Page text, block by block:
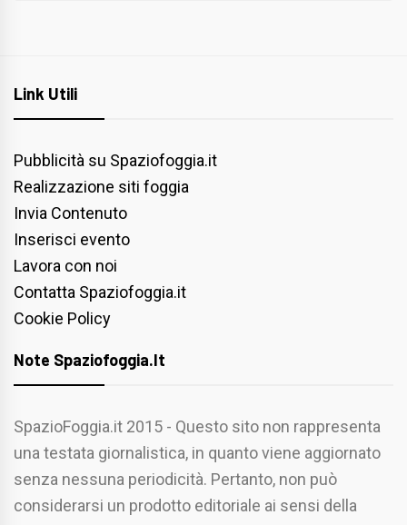
Link Utili
Pubblicità su Spaziofoggia.it
Realizzazione siti foggia
Invia Contenuto
Inserisci evento
Lavora con noi
Contatta Spaziofoggia.it
Cookie Policy
Note Spaziofoggia.it
SpazioFoggia.it 2015 - Questo sito non rappresenta
una testata giornalistica, in quanto viene aggiornato
senza nessuna periodicità. Pertanto, non può
considerarsi un prodotto editoriale ai sensi della